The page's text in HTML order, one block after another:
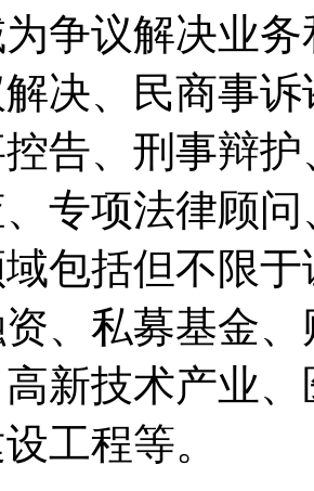
争议解决业
决、民商事
告、刑事辩
专项法律顾
包括但不限
、私募基金
新技术产业
工程等。